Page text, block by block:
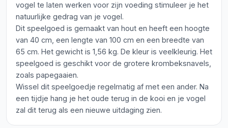
vogel te laten werken voor zijn voeding stimuleer je het
natuurlijke gedrag van je vogel.
Dit speelgoed is gemaakt van hout en heeft een hoogte
van 40 cm, een lengte van 100 cm en een breedte van
65 cm. Het gewicht is 1,56 kg. De kleur is veelkleurig. Het
speelgoed is geschikt voor de grotere krombeksnavels,
zoals papegaaien.
Wissel dit speelgoedje regelmatig af met een ander. Na
een tijdje hang je het oude terug in de kooi en je vogel
zal dit terug als een nieuwe uitdaging zien.